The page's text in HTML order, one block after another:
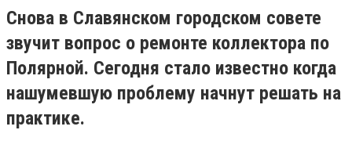
Снова в Славянском городском совете
звучит вопрос о ремонте коллектора по
Полярной. Сегодня стало известно когда
нашумевшую проблему начнут решать на
практике.